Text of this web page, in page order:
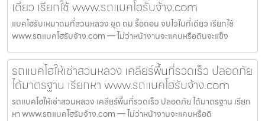
เดียว เรียกใช้ www.รถแบคโฮรับจ้าง.com
แบคโฮรับเหมาถมที่สวนหลวง ขุด ถม รื้อถอน จบไวในที่เดียว เรียกใช้
www.รถแบคโฮรับจ้าง.com — ไม่ว่าหน้างานจะแคบหรือดินจะแข็ง
รถแบคโฮให้เช่าสวนหลวง เคลียร์พื้นที่รวดเร็ว ปลอดภัย
ได้มาตรฐาน เรียกหา www.รถแบคโฮรับจ้าง.com
รถแบคโฮให้เช่าสวนหลวง เคลียร์พื้นที่รวดเร็ว ปลอดภัย ได้มาตรฐาน เรียก
หา www.รถแบคโฮรับจ้าง.com — ไม่ว่าหน้างานจะแคบหรือดิ